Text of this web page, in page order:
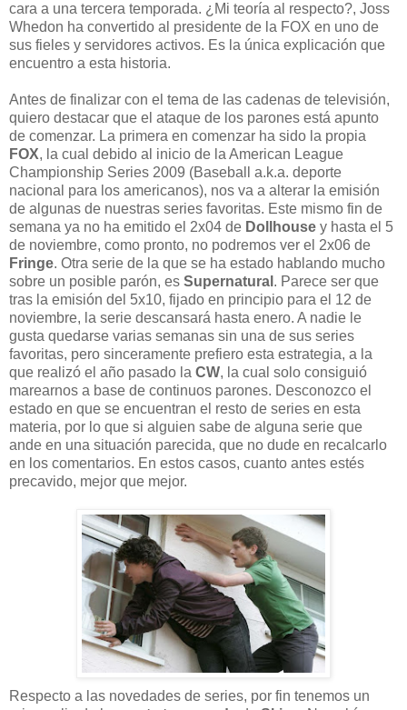
cara a una tercera temporada. ¿Mi teoría al respecto?, Joss
Whedon ha convertido al presidente de la FOX en uno de
sus fieles y servidores activos. Es la única explicación que
encuentro a esta historia.
Antes de finalizar con el tema de las cadenas de televisión,
quiero destacar que el ataque de los parones está apunto
de comenzar. La primera en comenzar ha sido la propia
FOX, la cual debido al inicio de la American League
Championship Series 2009 (Baseball a.k.a. deporte
nacional para los americanos), nos va a alterar la emisión
de algunas de nuestras series favoritas. Este mismo fin de
semana ya no ha emitido el 2x04 de Dollhouse y hasta el 5
de noviembre, como pronto, no podremos ver el 2x06 de
Fringe. Otra serie de la que se ha estado hablando mucho
sobre un posible parón, es Supernatural . Parece ser que
tras la emisión del 5x10, fijado en principio para el 12 de
noviembre, la serie descansará hasta enero. A nadie le
gusta quedarse varias semanas sin una de sus series
favoritas, pero sinceramente prefiero esta estrategia, a la
que realizó el año pasado la CW, la cual solo consiguió
marearnos a base de continuos parones. Desconozco el
estado en que se encuentran el resto de series en esta
materia, por lo que si alguien sabe de alguna serie que
ande en una situación parecida, que no dude en recalcarlo
en los comentarios. En estos casos, cuanto antes estés
precavido, mejor que mejor.
Respecto a las novedades de series, por fin tenemos un